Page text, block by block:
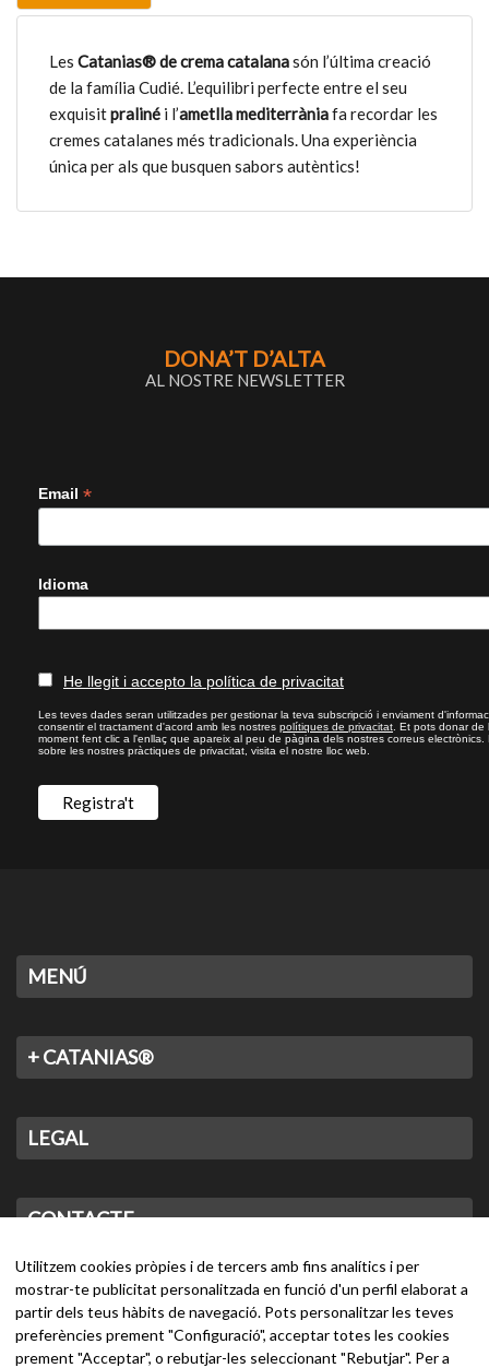
Les Catanias® de crema catalanasón l’última creació
de la família Cudié. L’equilibri perfecte entre el seu
exquisitpraliné i l’ametlla mediterràniafa recordar les
cremes catalanes més tradicionals. Una experiència
única per als que busquen sabors autèntics!
DONA’T D’ALTA
AL NOSTRE NEWSLETTER
Email *
Idioma
He llegit i accepto la política de privacitat
Les teves dades seran utilitzades per gestionar la teva subscripció i enviament
consentir el tractament d'acord amb les nostres polítiques de privacitat . Et pots donar
moment fent clic a l'enllaç que apareix al peu de pàgina dels nostres correus electrònics.
sobre les nostres pràctiques de privacitat, visita el nostre lloc web.
MENÚ
+ CATANIAS®
LEGAL
CONTACTE
Utilitzem cookies pròpies i de tercers amb fins analítics i per
mostrar-te publicitat personalitzada en funció d'un perfil elaborat a
partir dels teus hàbits de navegació. Pots personalitzar les teves
preferències prement "Configuració", acceptar totes les cookies
prement "Acceptar", o rebutjar-les seleccionant "Rebutjar". Per a